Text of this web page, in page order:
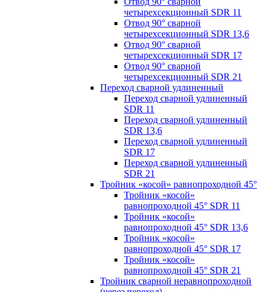
четырехсекционный SDR 11
Отвод 90° сварной
четырехсекционный SDR 13,6
Отвод 90° сварной
четырехсекционный SDR 17
Отвод 90° сварной
четырехсекционный SDR 21
Переход сварной удлиненный
Переход сварной удлиненный
SDR 11
Переход сварной удлиненный
SDR 13,6
Переход сварной удлиненный
SDR 17
Переход сварной удлиненный
SDR 21
Тройник «косой» равнопроходной 45°
Тройник «косой»
равнопроходной 45° SDR 11
Тройник «косой»
равнопроходной 45° SDR 13,6
Тройник «косой»
равнопроходной 45° SDR 17
Тройник «косой»
равнопроходной 45° SDR 21
Тройник сварной неравнопроходной